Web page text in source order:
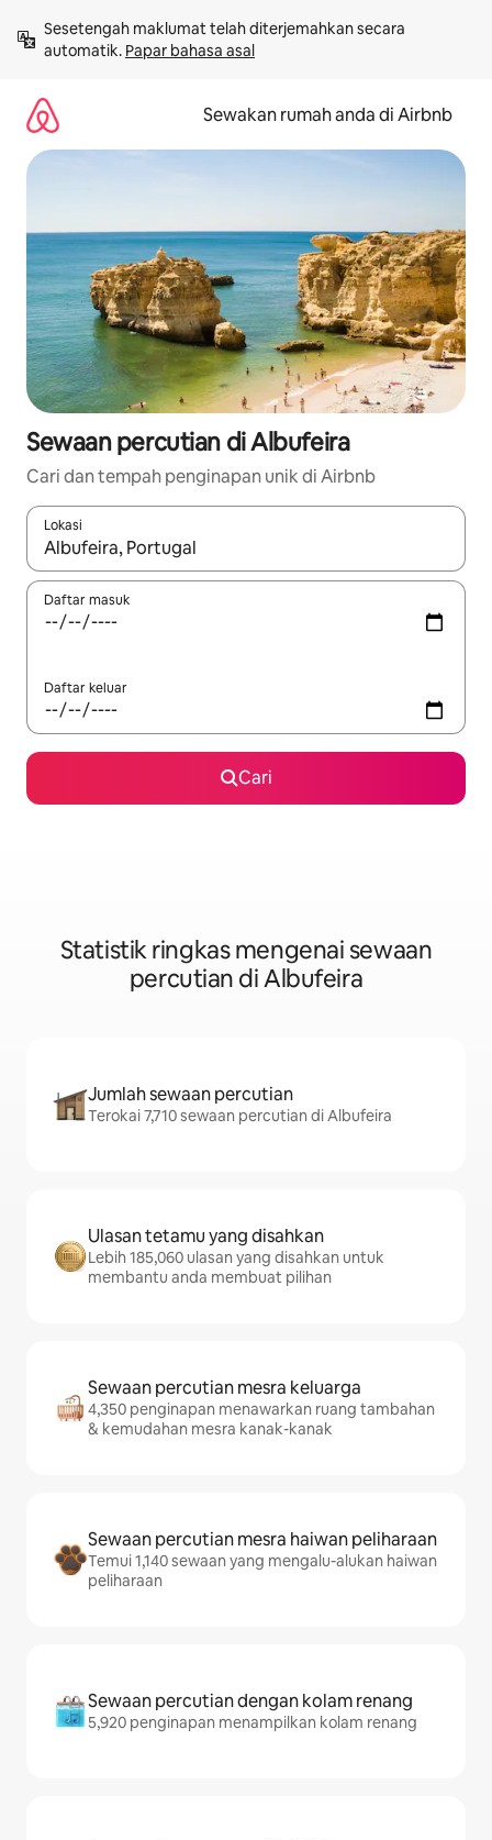
kandungan
Sesetengah maklumat telah diterjemahkan secara
automatik. Papar bahasa asal
Sewakan rumah anda di Airbnb
Sewaan percutian di Albufeira
Cari dan tempah penginapan unik di Airbnb
Lokasi
Apabila hasil tersedia, navigasi dengan kekunci anak panah
Daftar masuk
Daftar keluar
Cari
Statistik ringkas mengenai sewaan
percutian di Albufeira
Jumlah sewaan percutian
Terokai 7,710 sewaan percutian di Albufeira
Ulasan tetamu yang disahkan
Lebih 185,060 ulasan yang disahkan untuk
membantu anda membuat pilihan
Sewaan percutian mesra keluarga
4,350 penginapan menawarkan ruang tambahan
& kemudahan mesra kanak-kanak
Sewaan percutian mesra haiwan peliharaan
Temui 1,140 sewaan yang mengalu-alukan haiwan
peliharaan
Sewaan percutian dengan kolam renang
5,920 penginapan menampilkan kolam renang